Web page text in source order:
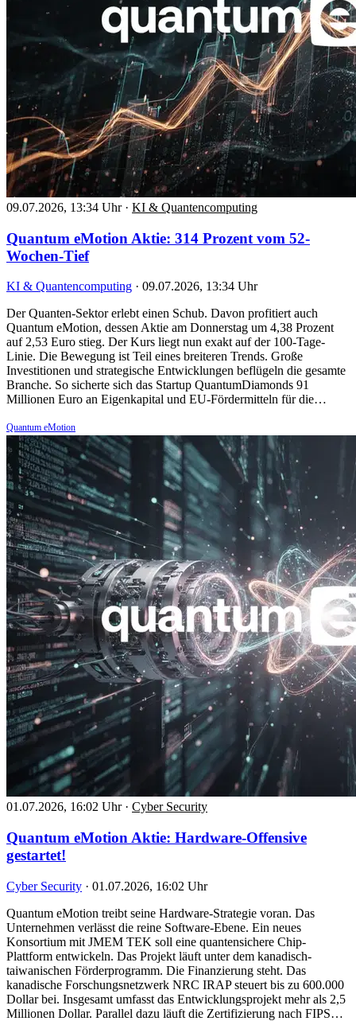
09.07.2026, 13:34 Uhr · KI & Quantencomputing
Quantum eMotion Aktie: 314 Prozent vom 52-
Wochen-Tief
KI & Quantencomputing · 09.07.2026, 13:34 Uhr
Der Quanten-Sektor erlebt einen Schub. Davon profitiert auch
Quantum eMotion, dessen Aktie am Donnerstag um 4,38 Prozent
auf 2,53 Euro stieg. Der Kurs liegt nun exakt auf der 100-Tage-
Linie. Die Bewegung ist Teil eines breiteren Trends. Große
Investitionen und strategische Entwicklungen beflügeln die gesamte
Branche. So sicherte sich das Startup QuantumDiamonds 91
Millionen Euro an Eigenkapital und EU-Fördermitteln für die…
Quantum eMotion
01.07.2026, 16:02 Uhr · Cyber Security
Quantum eMotion Aktie: Hardware-Offensive
gestartet!
Cyber Security · 01.07.2026, 16:02 Uhr
Quantum eMotion treibt seine Hardware-Strategie voran. Das
Unternehmen verlässt die reine Software-Ebene. Ein neues
Konsortium mit JMEM TEK soll eine quantensichere Chip-
Plattform entwickeln. Das Projekt läuft unter dem kanadisch-
taiwanischen Förderprogramm. Die Finanzierung steht. Das
kanadische Forschungsnetzwerk NRC IRAP steuert bis zu 600.000
Dollar bei. Insgesamt umfasst das Entwicklungsprojekt mehr als 2,5
Millionen Dollar. Parallel dazu läuft die Zertifizierung nach FIPS…